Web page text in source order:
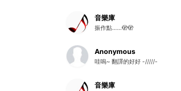
音樂庫
振作點……🫣🫣
Anonymous
哇嗚~ 翻譯的好好 -/////-
音樂庫